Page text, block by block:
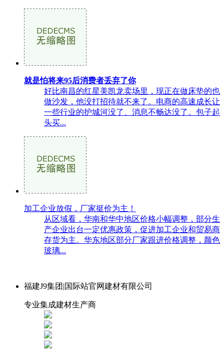
就是怕将来95后消费者丢弃了你
好比南昌的红星美凯龙卖场里，现正在做床垫的也
做沙发，他没打招待就不来了。电商的高速成长让
一些行业的护城河没了、消息不畅达没了。包子起
头买...
加工企业放假，厂家挺价为主！
从区域看，华南和华中地区价格小幅调整，部分生
产企业出台一定优惠政策，促进加工企业和贸易商
存货为主。华东地区部分厂家跟进价格调整，颜色
玻璃...
福建J9集团|国际站官网建材有限公司
专业集成建材生产商